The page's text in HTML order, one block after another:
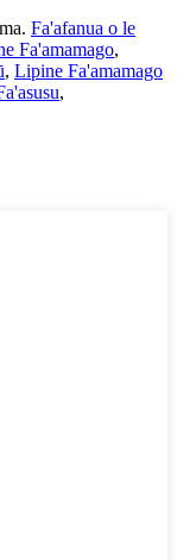
Fa'afanua o le
Fa'amamago,
, Lipine Fa'amamago
,